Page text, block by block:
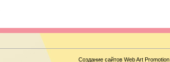
Создание сайтов Web Art Promotion